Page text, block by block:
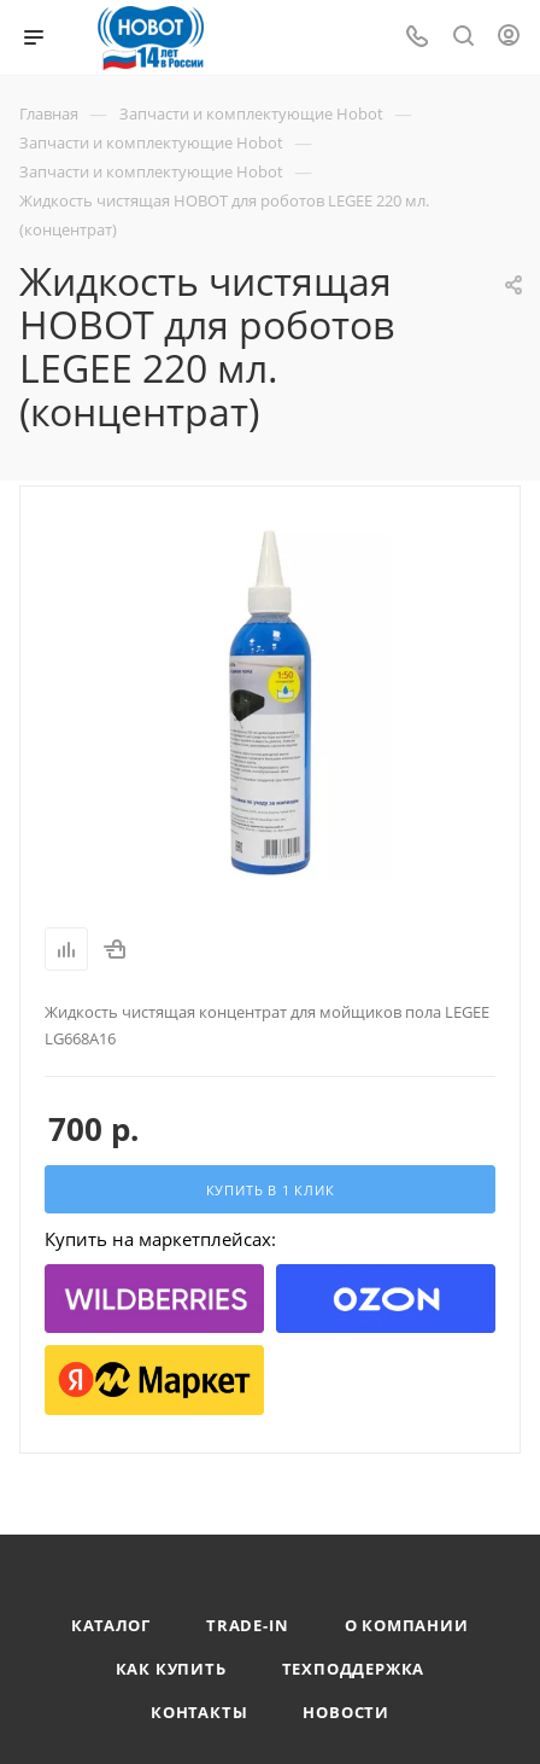
Главная — Запчасти и комплектующие Hobot —
Запчасти и комплектующие Hobot —
Запчасти и комплектующие Hobot —
Жидкость чистящая HOBOT для роботов LEGEE 220 мл.
(концентрат)
Жидкость чистящая
HOBOT для роботов
LEGEE 220 мл.
(концентрат)
Жидкость чистящая концентрат для мойщиков пола LEGEE
LG668A16
700 р.
КУПИТЬ В 1 КЛИК
Купить на маркетплейсах:
КАТАЛОГ TRADE-IN
О КОМПАНИИ
КАК КУПИТЬ
ТЕХПОДДЕРЖКА
КОНТАКТЫ
НОВОСТИ